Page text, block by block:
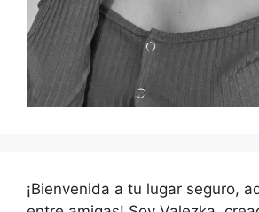
¡Bienvenida a tu lugar seguro,